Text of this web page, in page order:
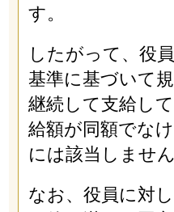
す。
したがって、役
基準に基づいて
継続して支給し
給額が同額でな
には該当しません
なお、役員に対